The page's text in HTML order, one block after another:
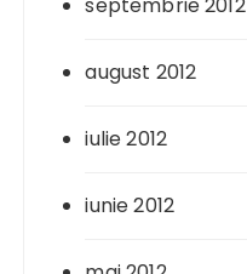
august 2012
iulie 2012
iunie 2012